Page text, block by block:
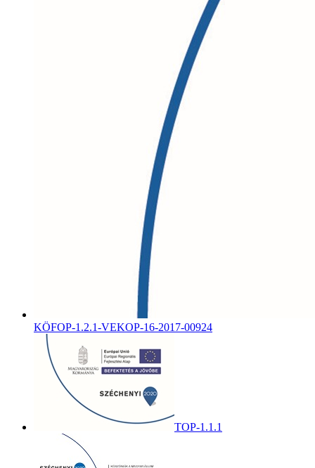
KÖFOP-1.2.1-VEKOP-16-2017-00924
TOP-1.1.1